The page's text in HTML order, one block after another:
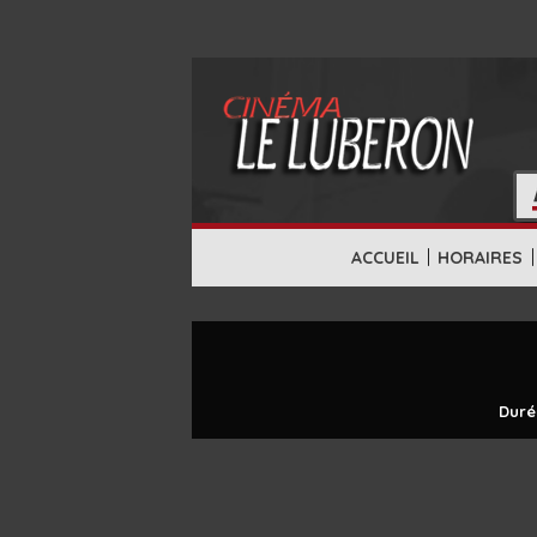
ACCUEIL | HORAIRES |